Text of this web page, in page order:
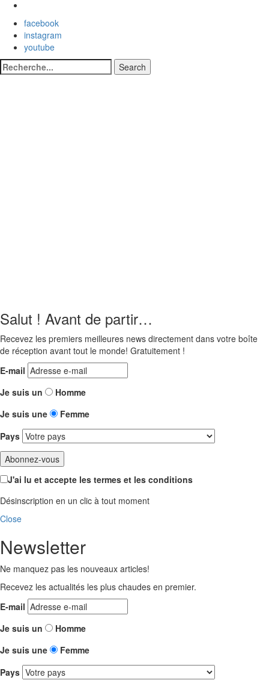
facebook
instagram
youtube
Search
for:
Search
Salut ! Avant de partir…
Recevez les premiers meilleures news directement dans votre boîte
de réception avant tout le monde! Gratuitement !
E-mail
Je suis un
Homme
Je suis une
Femme
Pays
J'ai lu et accepte les termes et les conditions
Désinscription en un clic à tout moment
Close
Newsletter
Ne manquez pas les nouveaux articles!
Recevez les actualités les plus chaudes en premier.
E-mail
Je suis un
Homme
Je suis une
Femme
Pays